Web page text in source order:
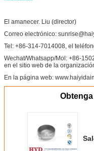
El amanecer. Liu (director)
Correo electrónico:
Tel: +86-314-7014008, el
Wechat/Whatsapp/Mol: +86-
en el sitio web de la
En la página web: